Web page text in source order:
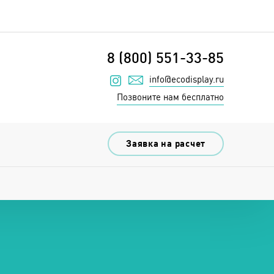
8 (800) 551-33-85
Наш инстаграм
info@ecodisplay.ru
Позвоните нам бесплатно
Заявка на расчет